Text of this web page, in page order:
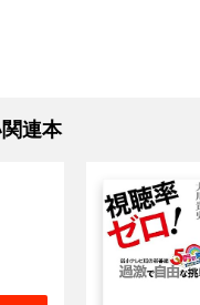
連本